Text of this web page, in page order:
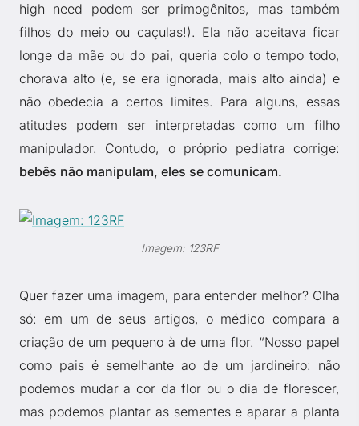
high need podem ser primogênitos, mas também
filhos do meio ou caçulas!). Ela não aceitava ficar
longe da mãe ou do pai, queria colo o tempo todo,
chorava alto (e, se era ignorada, mais alto ainda) e
não obedecia a certos limites. Para alguns, essas
atitudes podem ser interpretadas como um filho
manipulador. Contudo, o próprio pediatra corrige:
bebês não manipulam, eles se comunicam.
Imagem: 123RF
Quer fazer uma imagem, para entender melhor? Olha
só: em um de seus artigos, o médico compara a
criação de um pequeno à de uma flor. “Nosso papel
como pais é semelhante ao de um jardineiro: não
podemos mudar a cor da flor ou o dia de florescer,
mas podemos plantar as sementes e aparar a planta